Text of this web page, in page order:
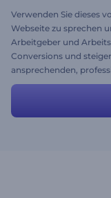
Verwenden Sie dieses
Webseite zu sprechen
Arbeitgeber und
Conversions und
ansprechenden,
Sie noch heute das